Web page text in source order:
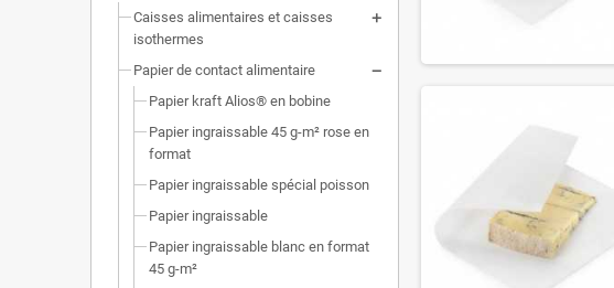
Caisses alimentaires et caisses
isothermes
Papier de contact alimentaire
Papier kraft Alios® en bobine
Papier ingraissable 45 g-m² rose en
format
Papier ingraissable spécial poisson
Papier ingraissable
Papier ingraissable blanc en format
45 g-m²